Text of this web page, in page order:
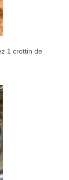
1 crottin de